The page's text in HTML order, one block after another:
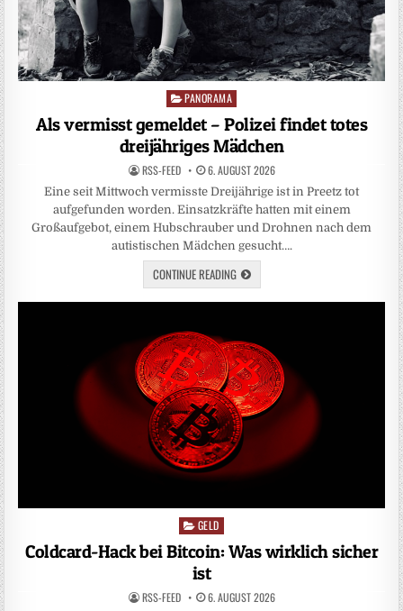
Posted
PANORAMA
Als vermisst gemeldet – Polizei findet totes
dreijähriges Mädchen
RSS-FEED 6. AUGUST 2026
Eine seit Mittwoch vermisste Dreijährige ist in Preetz tot
aufgefunden worden. Einsatzkräfte hatten mit einem
Großaufgebot, einem Hubschrauber und Drohnen nach dem
autistischen Mädchen gesucht….
CONTINUE READING
Posted
in
GELD
Coldcard-Hack bei Bitcoin: Was wirklich sicher
ist
RSS-FEED 6. AUGUST 2026